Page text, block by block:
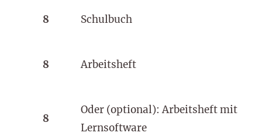
8 Schulbuch
8 Arbeitsheft
8
Oder (optional): Arbeitsheft mit
Lernsoftware